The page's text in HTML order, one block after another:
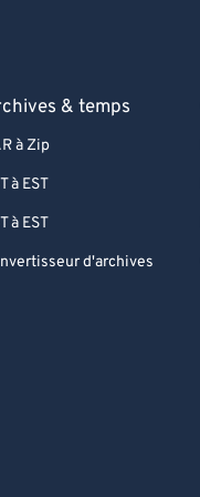
& temps
à Zip
à EST
à EST
d'archives